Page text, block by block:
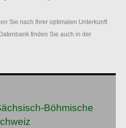
Sie nach Ihrer optimalen Unterkunft
finden Sie auch in der
Böhmische